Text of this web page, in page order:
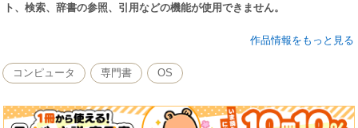
ト、検索、辞書の参照、引用などの機能が使用できません。
誰もが無料で使え、企業の基幹業務でも広く利用されているOSがLinuxで
このLinuxを使いこなす上で一番手っ取り早いのが自分でLinuxサーバーを
構築してみることです。
WindowsやMacのパソコンしか使ったことが無い人でも理解できるよう、
しくみや手順の解説を丁寧にまとめ上げた、ゼロからのサーバー入門ガイ
作品情報をもっと見る
コンピュータ 専門書 OS